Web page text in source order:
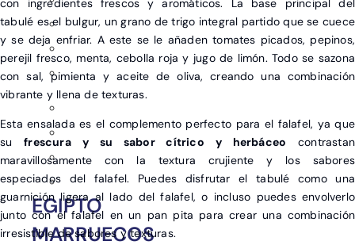
EGIPTO
MARRUECOS
con ingredientes frescos y aromáticos. La base principal del
tabulé es el bulgur, un grano de trigo integral partido que se cuece
y se deja enfriar. A este se le añaden tomates picados, pepinos,
perejil fresco, menta, cebolla roja y jugo de limón. Todo se sazona
con sal, pimienta y aceite de oliva, creando una combinación
vibrante y llena de texturas.
Esta ensalada es el complemento perfecto para el falafel, ya que
sufrescura y su sabor cítrico y herbáceo contrastan
maravillosamente con la textura crujiente y los sabores
especiados del falafel. Puedes disfrutar el tabulé como una
guarnición ligera al lado del falafel, o incluso puedes envolverlo
junto con el falafel en un pan pita para crear una combinación
irresistible de sabores y texturas.